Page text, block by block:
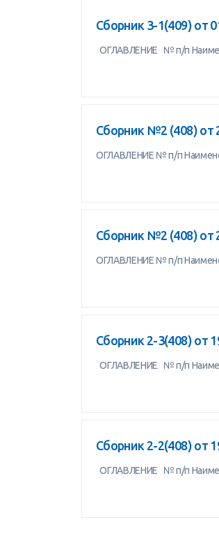
Сборник 3-1(409) от
ОГЛАВЛЕНИЕ № п/п
Сборник №2 (408) от
ОГЛАВЛЕНИЕ № п/п
Сборник №2 (408) от
ОГЛАВЛЕНИЕ № п/п
Сборник 2-3(408) от
ОГЛАВЛЕНИЕ № п/п
Сборник 2-2(408) от
ОГЛАВЛЕНИЕ № п/п